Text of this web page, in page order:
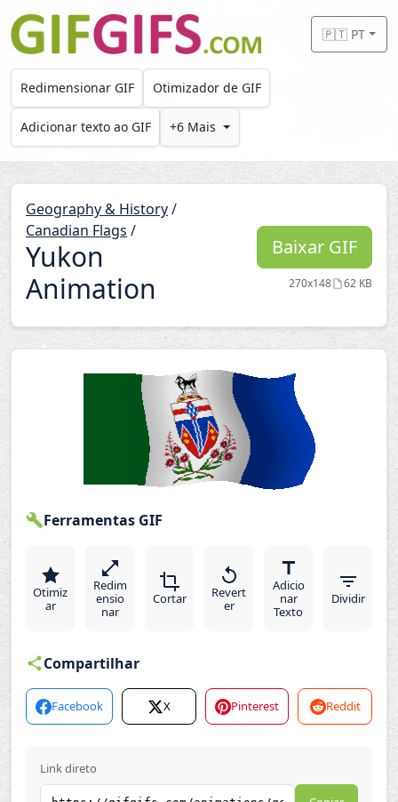
Skip to main content
🇵🇹 PT
Redimensionar GIF Otimizador de GIF
Adicionar texto ao GIF +6 Mais
Geography & History/
Canadian Flags /
Yukon
Animation
Baixar GIF
270x148 62 KB
Ferramentas GIF
Otimiz
ar
Redim
ensio
nar
Cortar
Revert
er
Adicio
nar
Texto
Dividir
Compartilhar
Facebook X Pinterest Reddit
Link direto